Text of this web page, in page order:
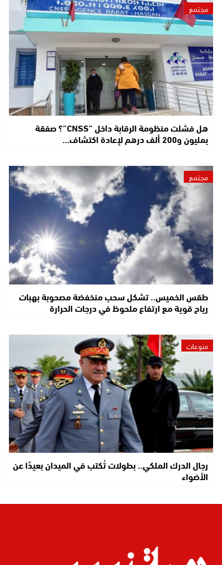
مجتمع
هل فشلت منظومة الرقابة داخل “CNSS”؟ صفقة
بمليون و200 ألف درهم لإعادة اكتشاف…
مجتمع
طقس الخميس.. تشكل سحب منخفضة مصحوبة بهبات
رياح قوية مع ارتفاع ملحوظ في درجات الحرارة
منوعات
رجال الدرك الملكي.. بطولات تُكتب في الميدان بعيدًا عن
الأضواء